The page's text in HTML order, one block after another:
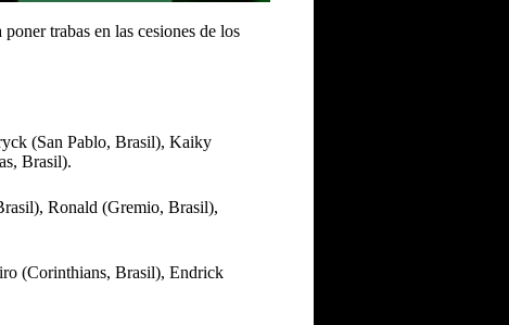
trabas en las cesiones de los
(San Pablo, Brasil), Kaiky
Brasil).
Ronald (Gremio, Brasil),
(Corinthians, Brasil), Endrick